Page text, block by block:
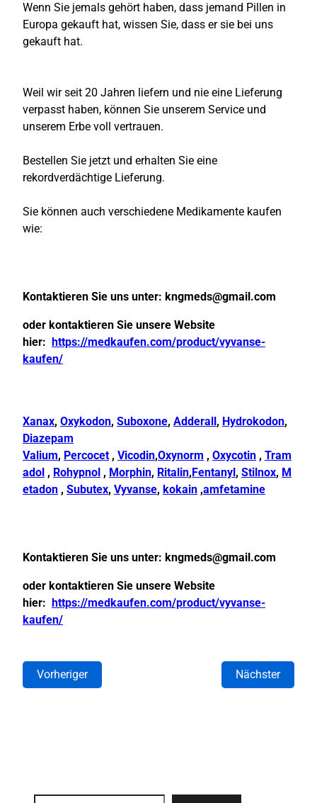
Wenn Sie jemals gehört haben, dass jemand Pillen in
Europa gekauft hat, wissen Sie, dass er sie bei uns
gekauft hat.
Weil wir seit 20 Jahren liefern und nie eine Lieferung
verpasst haben, können Sie unserem Service und
unserem Erbe voll vertrauen.
Bestellen Sie jetzt und erhalten Sie eine
rekordverdächtige Lieferung.
Sie können auch verschiedene Medikamente kaufen
wie:
Kontaktieren Sie uns unter: kngmeds@gmail.com
oder kontaktieren Sie unsere Website
hier:
https://medkaufen.com/product/vyvanse-
kaufen/
Xanax, Oxykodon, Suboxone, Adderall , Hydrokodon,
Diazepam
Valium, Percocet, Vicodin,Oxynorm , Oxycotin , Tram
adol , Rohypnol , Morphin, Ritalin, Fentanyl , Stilnox, M
etadon , Subutex, Vyvanse, kokain ,amfetamine
Kontaktieren Sie uns unter: kngmeds@gmail.com
oder kontaktieren Sie unsere Website
hier:
https://medkaufen.com/product/vyvanse-
kaufen/
Vorheriger Nächster